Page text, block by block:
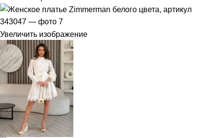
Увеличить изображение